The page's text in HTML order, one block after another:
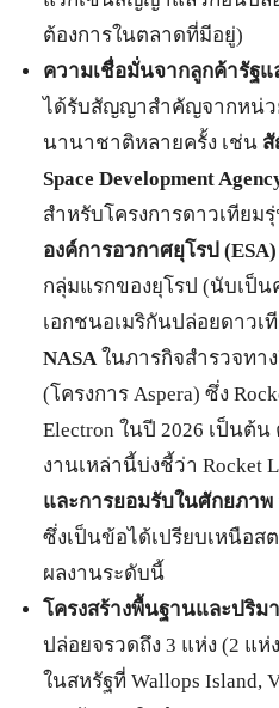
ต้องการในตลาดที่มีอยู่)
ความเชื่อมั่นจากลูกค้ารัฐแ
ได้รับสัญญาสำคัญจากหน่ว
นานาชาติหลายครั้ง เช่น
Space Development
สำหรับโครงการดาวเทียม
องค์การอวกาศยุโรป (ESA)
กลุ่มแรกของยุโรป (นับเป็น
เอกชนอเมริกันปล่อยดาวเ
NASA ในภารกิจสำรวจทา
(โครงการ Aspera) ซึ่ง
Electron ในปี 2026 เป็นต้
งานเหล่านี้บ่งชี้ว่า Rocket
และการยอมรับในศักยภาพ
ซึ่งเป็นข้อได้เปรียบเหนือส
ผลงานระดับนี้
โครงสร้างพื้นฐานและปริม
ปล่อยจรวดถึง 3 แห่ง (2 แ
ในสหรัฐที่ Wallops Island,